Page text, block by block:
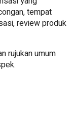
tempat
review produk
rujukan umum